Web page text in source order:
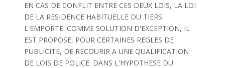
EN CAS DE CONFLIT ENTRE CES DEUX LOIS, LA LOI
DE LA RESIDENCE HABITUELLE DU TIERS
L'EMPORTE. COMME SOLUTION D'EXCEPTION, IL
EST PROPOSE, POUR CERTAINES REGLES DE
PUBLICITE, DE RECOURIR A UNE QUALIFICATION
DE LOIS DE POLICE. DANS L'HYPOTHESE DU